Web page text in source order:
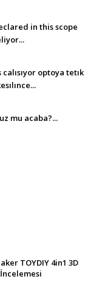
in this scope
optoya tetık
mu acaba?...
TOYDIY 4in1 3D
İncelemesi